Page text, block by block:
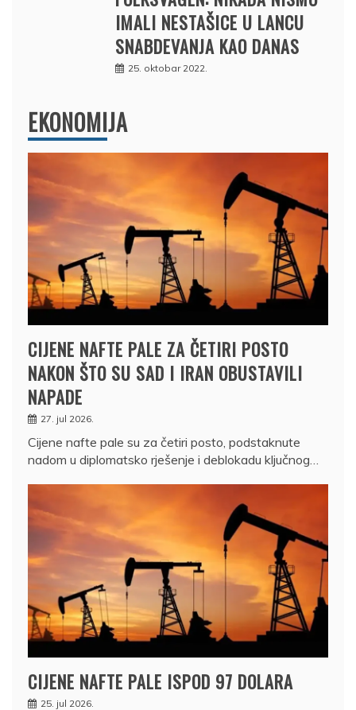
IMALI NESTAŠICE U LANCU
SNABDEVANJA KAO DANAS
25. oktobar 2022.
EKONOMIJA
CIJENE NAFTE PALE ZA ČETIRI POSTO
NAKON ŠTO SU SAD I IRAN OBUSTAVILI
NAPADE
27. jul 2026.
Cijene nafte pale su za četiri posto, podstaknute
nadom u diplomatsko rješenje i deblokadu ključnog…
CIJENE NAFTE PALE ISPOD 97 DOLARA
25. jul 2026.